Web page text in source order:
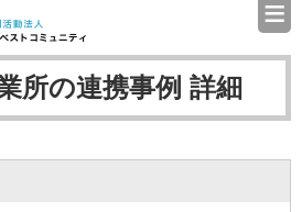
認定特定非営利活動法人（
≡
所の連携事例 詳細